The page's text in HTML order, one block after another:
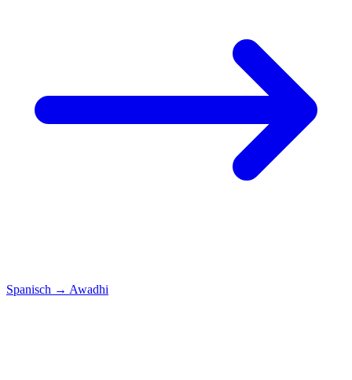
Spanisch → Awadhi